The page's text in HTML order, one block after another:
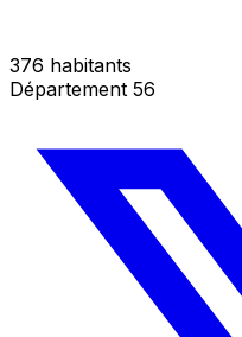
376 habitants
Département 56